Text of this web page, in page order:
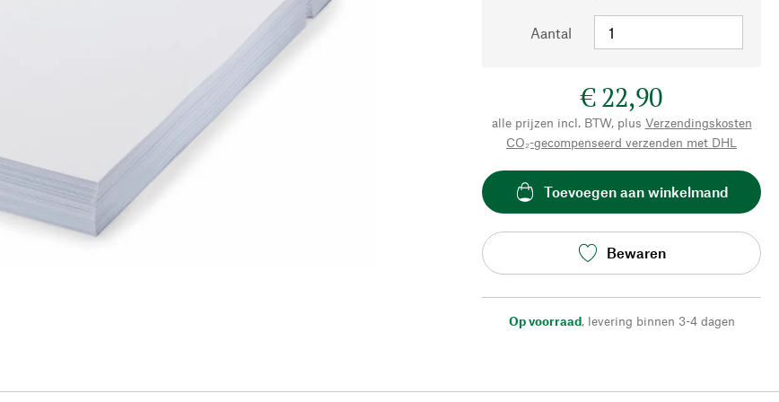
Aantal
€ 22,90
alle prijzen incl. BTW, plus Verzendingskosten
CO₂-gecompenseerd verzenden met DHL
Toevoegen aan winkelmand
Bewaren
Op voorraad, levering binnen 3-4 dagen